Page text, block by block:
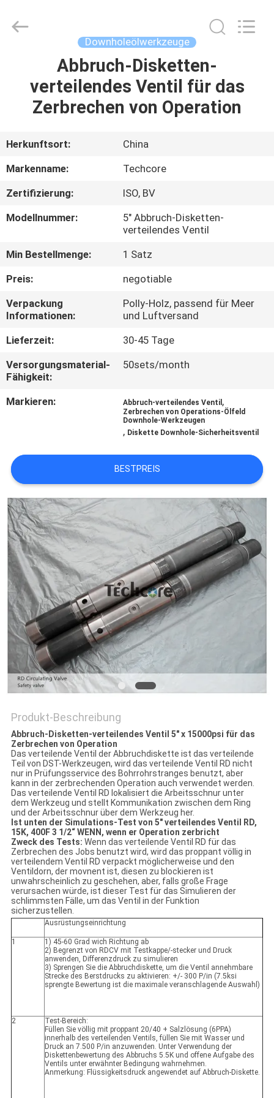
PRODUKTE
ÜBER
UNS
FABRIK-
AUSFLUG
QUALITÄTSKONTROLLE
TRETEN
SIE
MIT
UNS
IN
VERBINDUNG
FÄLLE
SITEMAP
PRIVACY
POLICY
Co.,Ltd,.
Downholeölwerkzeuge
Abbruch-Disketten-
verteilendes Ventil für das
Zerbrechen von Operation
Herkunftsort:
China
Markenname:
Techcore
Zertifizierung:
ISO, BV
Modellnummer:
5" Abbruch-Disketten-
verteilendes Ventil
Min Bestellmenge:
1 Satz
Preis:
negotiable
Verpackung
Informationen:
Polly-Holz, passend für Meer
und Luftversand
Lieferzeit:
30-45 Tage
Versorgungsmaterial-
Fähigkeit:
50sets/month
Markieren: Abbruch-verteilendes Ventil ,
Zerbrechen von Operations-Ölfeld
Downhole-Werkzeugen
, Diskette Downhole-Sicherheitsventil
BESTPREIS
Produkt-Beschreibung
Abbruch-Disketten-verteilendes Ventil 5" x 15000psi für das
Zerbrechen von Operation
Das verteilende Ventil der Abbruchdiskette ist das verteilende
Teil von DST-Werkzeugen, wird das verteilende Ventil RD nicht
nur in Prüfungsservice des Bohrrohrstranges benutzt, aber
kann in der zerbrechenden Operation auch verwendet werden.
Das verteilende Ventil RD lokalisiert die Arbeitsschnur unter
dem Werkzeug und stellt Kommunikation zwischen dem Ring
und der Arbeitsschnur über dem Werkzeug her.
Ist unten der Simulations-Test von 5" verteilendes Ventil RD,
15K, 400F 3 1/2“ WENN, wenn er Operation zerbricht
Zweck des Tests: Wenn das verteilende Ventil RD für das
Zerbrechen des Jobs benutzt wird, wird das proppant völlig in
verteilendem Ventil RD verpackt möglicherweise und den
Ventildorn, der movnent ist, diesen zu blockieren ist
unwahrscheinlich zu geschehen, aber, falls große Frage
verursachen würde, ist dieser Test für das Simulieren der
schlimmsten Fälle, um das Ventil in der Funktion
sicherzustellen.
Ausrüstungseinrichtung
1 1) 45-60 Grad wich Richtung ab
2) Begrenzt von RDCV mit Testkappe/-stecker und Druck
anwenden, Differenzdruck zu simulieren
3) Sprengen Sie die Abbruchdiskette, um die Ventil annehmbare
Strecke des Berstdrucks zu aktivieren: +/- 300 P/in (7.5ksi
sprengte Bewertung ist die maximale veranschlagende Auswahl)
2
Test-Bereich:
Füllen Sie völlig mit proppant 20/40 + Salzlösung (6PPA)
innerhalb des verteilenden Ventils, füllen Sie mit Wasser und
Druck an 7.500 P/in anzuwenden. Unter Verwendung der
Diskettenbewertung des Abbruchs 5.5K und offene Aufgabe des
Ventils unter erwähnter Bedingung wahrnehmen.
Anmerkung: Flüssigkeitsdruck angewendet auf Abbruch-Diskette.